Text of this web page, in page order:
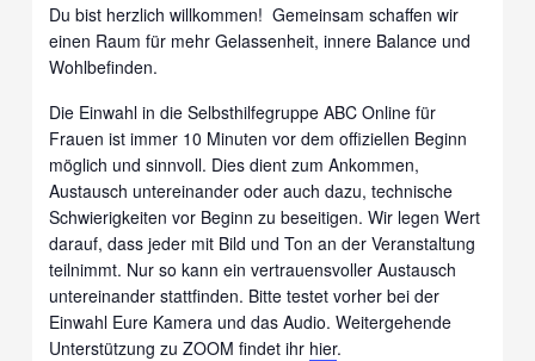
Du bist herzlich willkommen! Gemeinsam schaffen wir
einen Raum für mehr Gelassenheit, innere Balance und
Wohlbefinden.
Die Einwahl in die Selbsthilfegruppe ABC Online für
Frauen ist immer 10 Minuten vor dem offiziellen Beginn
möglich und sinnvoll. Dies dient zum Ankommen,
Austausch untereinander oder auch dazu, technische
Schwierigkeiten vor Beginn zu beseitigen. Wir legen Wert
darauf, dass jeder mit Bild und Ton an der Veranstaltung
teilnimmt. Nur so kann ein vertrauensvoller Austausch
untereinander stattfinden. Bitte testet vorher bei der
Einwahl Eure Kamera und das Audio. Weitergehende
Unterstützung zu ZOOM findet ihr hier.